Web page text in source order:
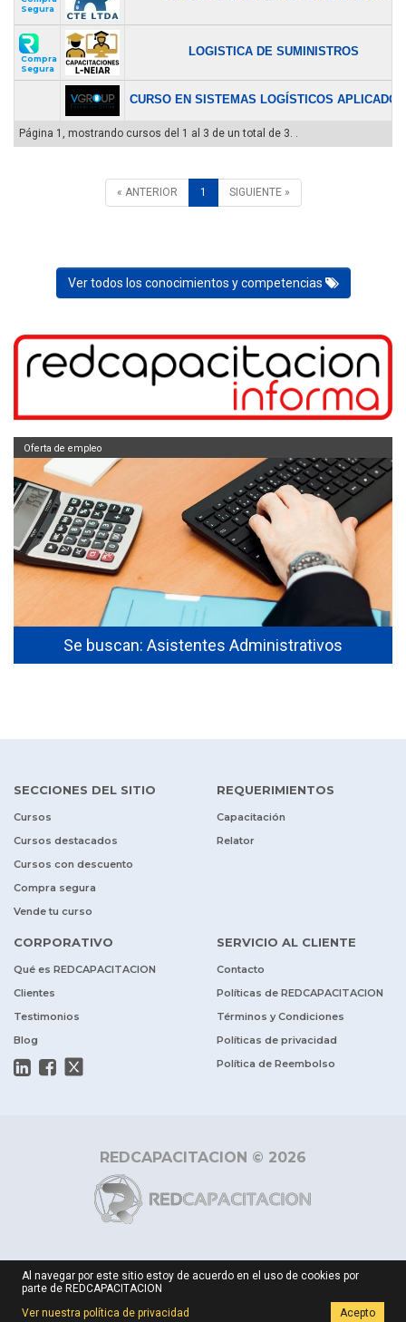
Segura
Compra
Segura
LOGISTICA DE SUMINISTROS
CURSO EN SISTEMAS LOGÍSTICOS
Página 1, mostrando cursos del 1 al 3 de un total de 3. .
« ANTERIOR 1 SIGUIENTE »
Ver todos los conocimientos y competencias
Se buscan: Asistentes Administrativos
Oferta de empleo
SECCIONES DEL SITIO
Cursos
Cursos destacados
Cursos con descuento
Compra segura
Vende tu curso
REQUERIMIENTOS
Capacitación
Relator
CORPORATIVO
Qué es REDCAPACITACION
Clientes
Testimonios
Blog
SERVICIO AL CLIENTE
Contacto
Políticas de REDCAPACITACION
Términos y Condiciones
Políticas de privacidad
Política de Reembolso
REDCAPACITACION © 2026
Al navegar por este sitio estoy de acuerdo en el uso de cookies por
parte de REDCAPACITACION
Ver nuestra política de privacidad
Acepto